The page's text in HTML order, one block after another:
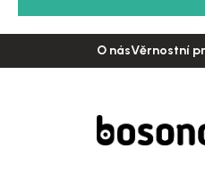
na
O násVěrnostní